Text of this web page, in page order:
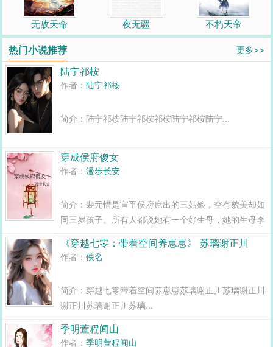
无敌天命 夜无疆 不朽天帝
热门小说推荐 更多>>
陆宁祁桉
作者：陆宁祁桉
简介：陆宁祁桉陆宁祁桉祁桉陆宁祁桉陆宁...
穿成侯府傻女
作者：漫步长安
简介：裴元惜是宣平侯府庶出的三姑娘，空有貌美却如
同三岁孩子。所有人都说她有一个好生母，她的生母李
侍候宣平侯夫人，堪比一个婆子。为了她，李姨娘整日
《穿越七零：带着空间养崽崽》 苏璃谢正川
作者：佚名
简介：穿越七零带着空间养崽崽苏璃谢正川苏璃谢正川
谢正川苏璃谢正川苏璃...
季明萱程闻山
作者：季明萱程闻山